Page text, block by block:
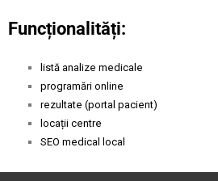
Funcționalități:
listă analize medicale
programări online
rezultate (portal pacient)
locații centre
SEO medical local